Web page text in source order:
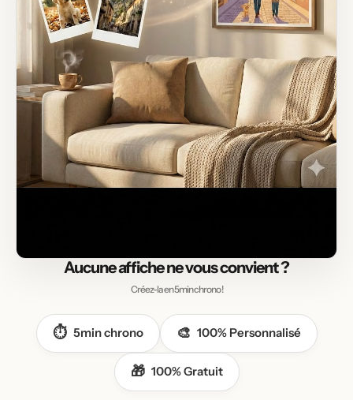
Aucune affichene vous convient ?
Créez-la en 5min chrono !
⏱️ 5min chrono 🎨 100% Personnalisé
🎁 100% Gratuit